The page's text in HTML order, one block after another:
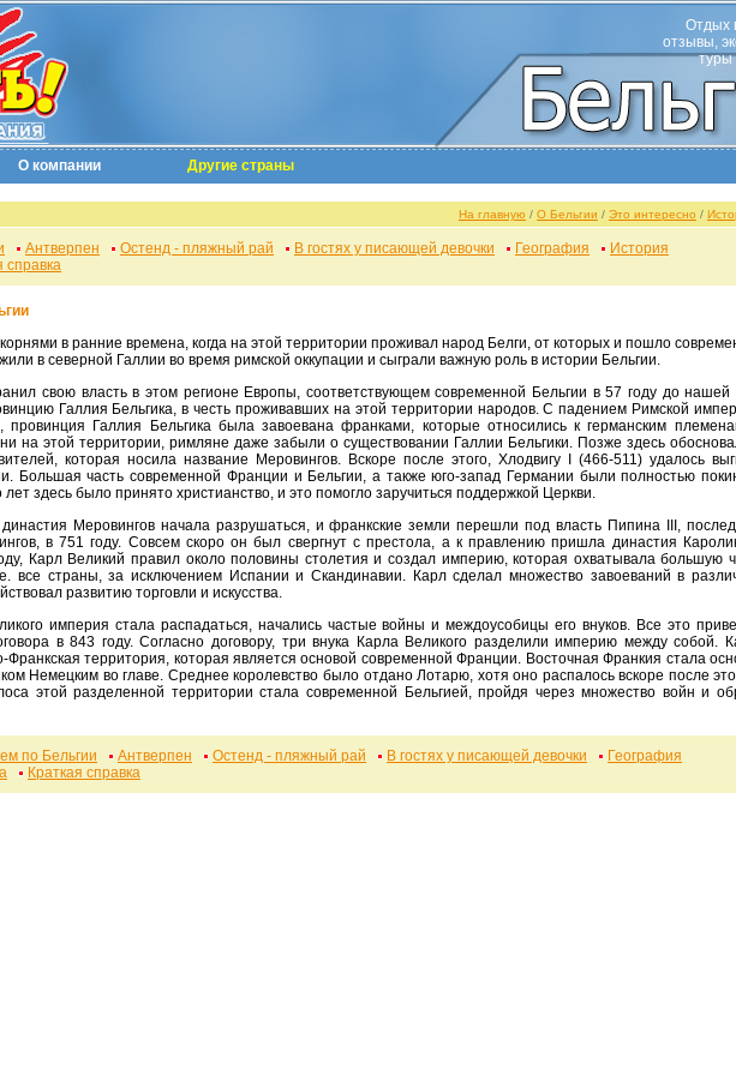
Отдых
отзывы,
туры
О компании Другие страны
На главную / О Бельгии / Это интересно /
Антверпен Остенд - пляжный рай В гостях у писающей девочки География
История
справка
в ранние времена, когда на этой территории проживал народ Белги, от которых и пошло
в северной Галлии во время римской оккупации и сыграли важную роль в истории Бельгии.
Галлия Бельгика, в честь проживавших на этой территории народов. С падением Римской
Галлия Бельгика была завоевана франками, которые относились к германским
на этой территории, римляне даже забыли о существовании Галлии Бельгики. Позже здесь
которая носила название Меровингов. Вскоре после этого, Хлодвигу I (466-511) удалось
Большая часть современной Франции и Бельгии, а также юго-запад Германии были полностью
здесь было принято христианство, и это помогло заручиться поддержкой Церкви.
в 751 году. Совсем скоро он был свергнут с престола, а к правлению пришла династия
Карл Великий правил около половины столетия и создал империю, которая охватывала большую
все страны, за исключением Испании и Скандинавии. Карл сделал множество завоеваний в
развитию торговли и искусства.
в 843 году. Согласно договору, три внука Карла Великого разделили империю между собой.
территория, которая является основой современной Франции. Восточная Франкия стала
Немецким во главе. Среднее королевство было отдано Лотарю, хотя оно распалось вскоре после
этой разделенной территории стала современной Бельгией, пройдя через множество войн и
по Бельгии Антверпен Остенд - пляжный рай В гостях у писающей девочки
География
Краткая справка